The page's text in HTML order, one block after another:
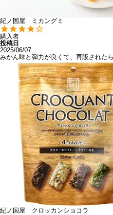
紀ノ国屋 ミカングミ
購入者
投稿日
2025/06/07
みかん味と弾力が良くて、再販された
紀ノ国屋 クロッカンショコラ